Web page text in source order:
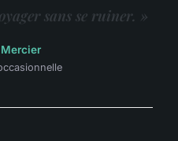
sans se ruiner. »